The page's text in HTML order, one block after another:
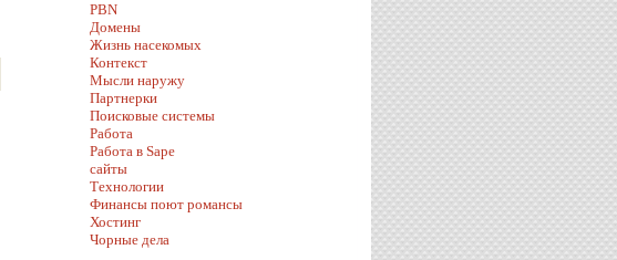
PBN
Домены
Жизнь насекомых
Контекст
Мысли наружу
Партнерки
Поисковые системы
Работа
Работа в Sape
сайты
Технологии
Финансы поют романсы
Хостинг
Чорные дела